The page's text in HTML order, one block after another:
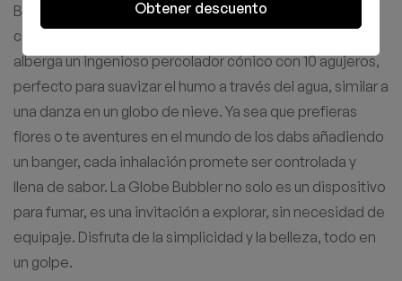
Bubbler, una obra maestra de vidrio y luz que transforma
cada sesión en una aventura. Esta esfera compacta
alberga un ingenioso percolador cónico con 10 agujeros,
perfecto para suavizar el humo a través del agua, similar a
una danza en un globo de nieve. Ya sea que prefieras
flores o te aventures en el mundo de los dabs añadiendo
un banger, cada inhalación promete ser controlada y
llena de sabor. La Globe Bubbler no solo es un dispositivo
para fumar, es una invitación a explorar, sin necesidad de
equipaje. Disfruta de la simplicidad y la belleza, todo en
un golpe.
Obtener descuento